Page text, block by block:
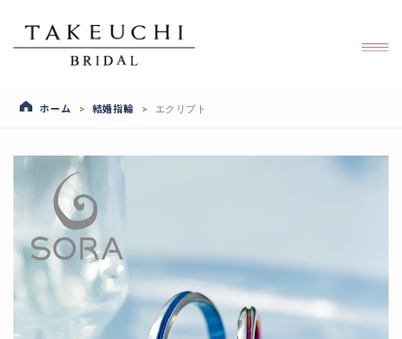
ホーム > 結婚指輪 > エクリプト